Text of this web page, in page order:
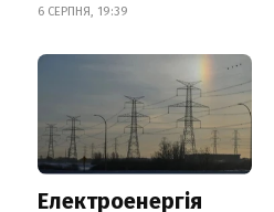
6 СЕРПНЯ, 19:39
Електроенергія